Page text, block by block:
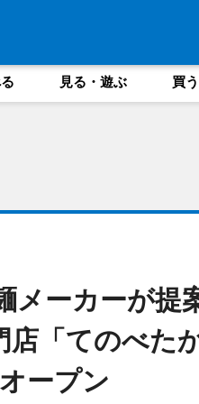
見る・遊ぶ 買う
メーカーが提
「てのべた
ープン